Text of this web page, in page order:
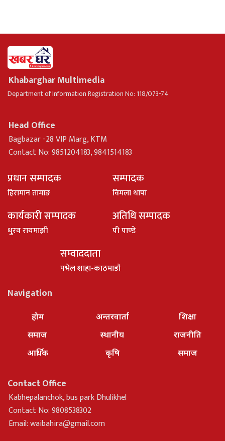
Khabarghar Multimedia
Department of Information Registration No: 118/073-74
Head Office
Bagbazar -28 VIP Marg, KTM
Contact No: 9851204183, 9841514183
प्रधान सम्पादक
हिरामान तामाङ
सम्पादक
विमला थापा
कार्यकारी सम्पादक
धु्रव रायमाझी
अतिथि सम्पादक
पी पाण्डे
सम्वाददाता
पभेल शाहा-काठमाडौ
Navigation
होम
समाज
आर्थिक
अन्तरवार्ता
स्थानीय
कृषि
शिक्षा
राजनीति
समाज
Contact Office
Kabhepalanchok, bus park Dhulikhel
Contact No: 9808538302
Email:waibahira@gmail.com